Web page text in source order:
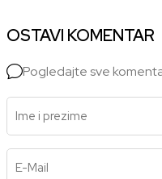
OSTAVI KOMENTAR
Pogledajte sve
Ime i prezime
E-Mail